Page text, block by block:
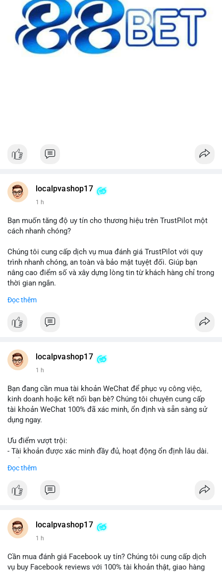
localpvashop17
1 h
Bạn muốn tăng độ uy tín cho thương hiệu trên TrustPilot một
cách nhanh chóng?
Chúng tôi cung cấp dịch vụ mua đánh giá TrustPilot với quy
trình nhanh chóng, an toàn và bảo mật tuyệt đối. Giúp bạn
nâng cao điểm số và xây dựng lòng tin từ khách hàng chỉ trong
thời gian ngắn.
Đặt hàng ngay hôm nay để nhận ưu đãi:
👉 Order tại: localpvashop
👉 Telegram: @localpvashop
👉 Email: localpvashop@gmail.com
Đừng bỏ lỡ cơ hội cải thiện danh tiếng trực tuyến của bạn một
cách hiệu quả!
Đọc thêm
localpvashop17
1 h
Bạn đang cần mua tài khoản WeChat để phục vụ công việc,
kinh doanh hoặc kết nối bạn bè? Chúng tôi chuyên cung cấp
tài khoản WeChat 100% đã xác minh, ổn định và sẵn sàng sử
dụng ngay.
Ưu điểm vượt trội:
- Tài khoản được xác minh đầy đủ, hoạt động ổn định lâu dài.
- Giao dịch an toàn, bảo mật thông tin.
Đặt hàng ngay hôm nay để nhận ưu đãi tốt nhất!
- WhatsApp: +1 (66
215-8938
- Telegram: @localpvashop
Đừng bỏ lỡ cơ hội sở hữu tài khoản WeChat chất lượng với giá
Đọc thêm
localpvashop17
1 h
Cần mua đánh giá Facebook uy tín? Chúng tôi cung cấp dịch
vụ buy Facebook reviews với 100% tài khoản thật, giao hàng